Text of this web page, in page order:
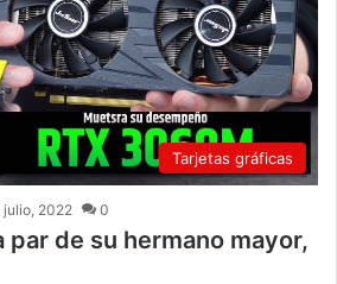
Tarjetas gráficas
julio, 2022 0
par de su hermano mayor,